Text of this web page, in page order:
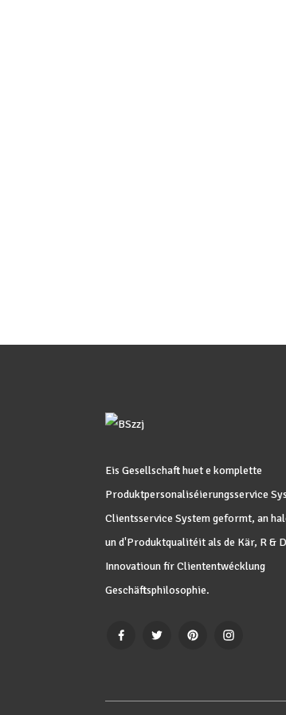
Eis Gesellschaft huet e komplette
Produktpersonaliséierungsservice
Clientsservice System geformt, an
un d'Produktqualitéit als de Kär, R & D
Innovatioun fir Cliententwécklung
Geschäftsphilosophie.